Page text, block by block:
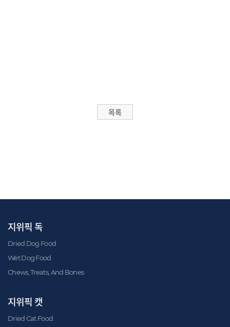
지위픽 독
Dried Dog Food
Wet Dog Food
Chews, Treats, And Bones
지위픽 캣
Dried Cat Food